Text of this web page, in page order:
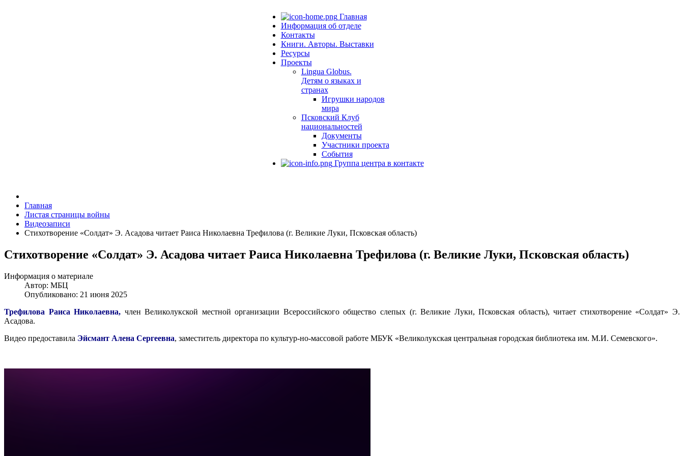
Главная
Информация об отделе
Контакты
Книги. Авторы. Выставки
Ресурсы
Проекты
Lingua Globus.
Детям о языках и
странах
Игрушки народов
мира
Псковский Клуб
национальностей
Документы
Участники проекта
События
Группа центра в контакте
Главная
Листая страницы войны
Видеозаписи
Стихотворение «Солдат» Э. Асадова читает Раиса Николаевна Трефилова (г. Великие Луки, Псковская область)
Стихотворение «Солдат» Э. Асадова читает Раиса Николаевна Трефилова (г. Великие Луки, Псковская область)
Информация о материале
Автор: МБЦ
Опубликовано: 21 июня 2025
Трефилова Раиса Николаевна, член Великолукской местной организации Всероссийского общество слепых (г. Великие Луки, Псковская область), читает стихотворение «Солдат» Э.
Асадова.
Видео предоставила Эйсмант Алена Сергеевна, заместитель директора по культур-но-массовой работе МБУК «Великолукская центральная городская библиотека им. М.И. Семевского».